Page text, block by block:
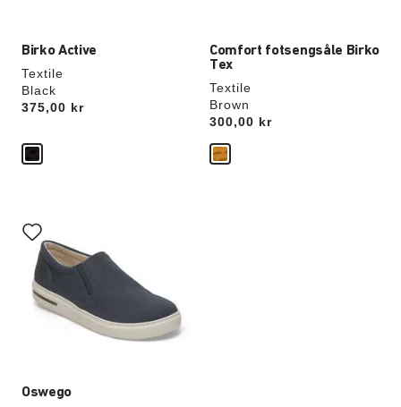
Birko Active
Textile
Black
Price:
375,00 kr
Comfort fotsengsåle Birko
Tex
Textile
Brown
Price:
300,00 kr
Oswego
med
swatch-
farger
oppdatere
produktbildet